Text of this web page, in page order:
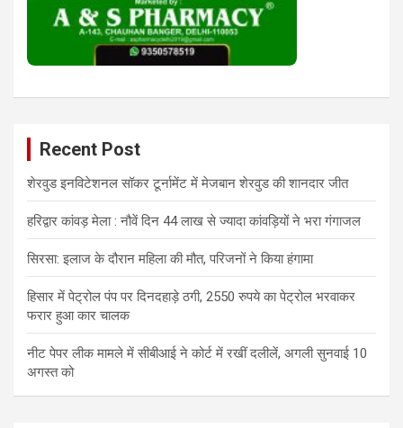
Recent Post
शेरवुड इनविटेशनल सॉकर टूर्नामेंट में मेजबान शेरवुड की शानदार जीत
हरिद्वार कांवड़ मेला : नौवें दिन 44 लाख से ज्यादा कांवड़ियों ने भरा गंगाजल
सिरसा: इलाज के दौरान महिला की मौत, परिजनों ने किया हंगामा
हिसार में पेट्रोल पंप पर दिनदहाड़े ठगी, 2550 रुपये का पेट्रोल भरवाकर
फरार हुआ कार चालक
नीट पेपर लीक मामले में सीबीआई ने कोर्ट में रखीं दलीलें, अगली सुनवाई 10
अगस्त को